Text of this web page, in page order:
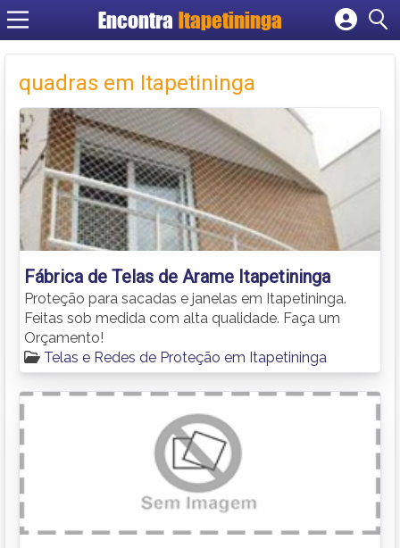
Encontra Itapetininga
Cadastrar empresa
Criar conta
quadras em Itapetininga
Fábrica de Telas de Arame Itapetininga
Proteção para sacadas e janelas em Itapetininga.
Feitas sob medida com alta qualidade. Faça um
Orçamento!
Telas e Redes de Proteção em Itapetininga